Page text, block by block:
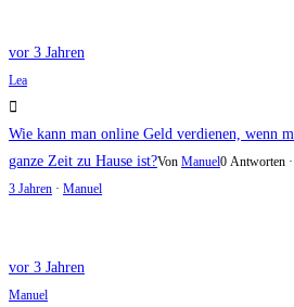
vor 3 Jahren
Lea
Wie kann man online Geld verdienen, wenn
ganze Zeit zu Hause ist?Von Manuel0 Antworten
3 Jahren · Manuel
vor 3 Jahren
Manuel